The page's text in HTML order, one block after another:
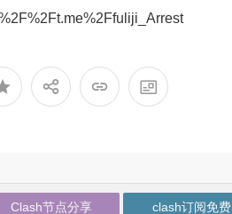
Clash节点分享 clash订阅免费